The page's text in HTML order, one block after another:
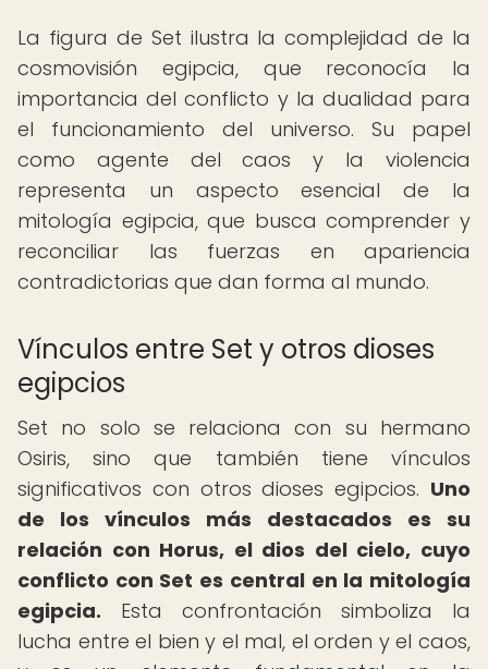
La figura de Set ilustra la complejidad de la
cosmovisión egipcia, que reconocía la
importancia del conflicto y la dualidad para
el funcionamiento del universo. Su papel
como agente del caos y la violencia
representa un aspecto esencial de la
mitología egipcia, que busca comprender y
reconciliar las fuerzas en apariencia
contradictorias que dan forma al mundo.
Vínculos entre Set y otros dioses
egipcios
Set no solo se relaciona con su hermano
Osiris, sino que también tiene vínculos
significativos con otros dioses egipcios. Uno
de los vínculos más destacados es su
relación con Horus, el dios del cielo, cuyo
conflicto con Set es central en la mitología
egipcia. Esta confrontación simboliza la
lucha entre el bien y el mal, el orden y el caos,